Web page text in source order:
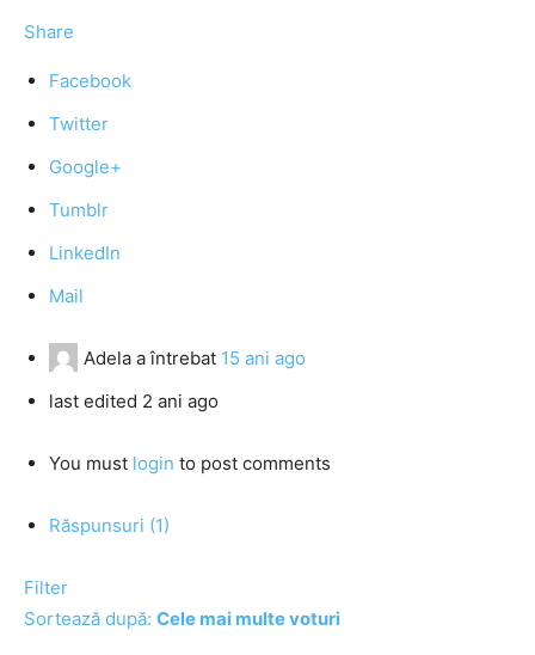
Share
Facebook
Twitter
Google+
Tumblr
LinkedIn
Mail
Adela a întrebat 15 ani ago
last edited 2 ani ago
You must login to post comments
Răspunsuri (1)
Filter
Sortează după: Cele mai multe voturi